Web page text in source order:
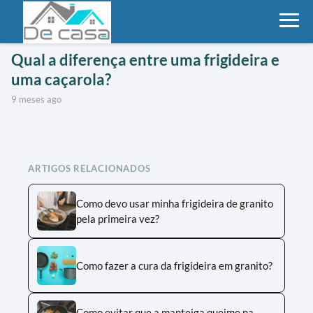
Qual a diferença entre uma frigideira e
uma caçarola?
9 meses ago
ARTIGOS RELACIONADOS
Como devo usar minha frigideira de granito
pela primeira vez?
Como fazer a cura da frigideira em granito?